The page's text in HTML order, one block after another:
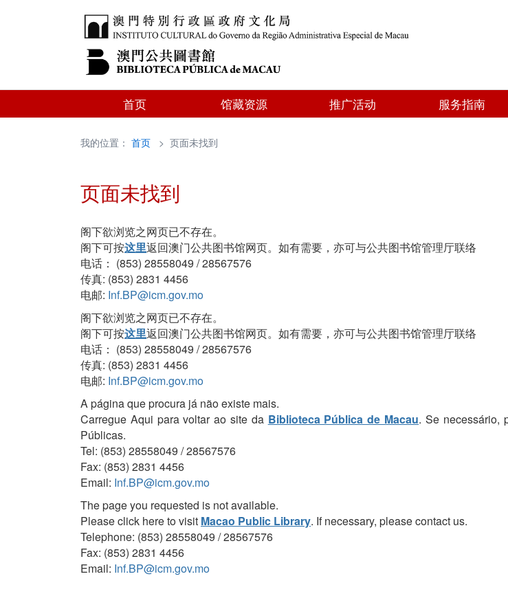
首页 馆藏资源 推广活动 服务指南
我的位置： 首页 > 页面未找到
页面未找到
阁下欲浏览之网页已不存在。
阁下可按这里返回澳门公共图书馆网页。如有需要，亦可与公共图书馆管理厅联络
电话： (853) 28558049 / 28567576
传真: (853) 2831 4456
电邮: Inf.BP@icm.gov.mo
阁下欲浏览之网页已不存在。
阁下可按这里返回澳门公共图书馆网页。如有需要，亦可与公共图书馆管理厅联络
电话： (853) 28558049 / 28567576
传真: (853) 2831 4456
电邮: Inf.BP@icm.gov.mo
A página que procura já não existe mais.
Carregue Aqui para voltar ao site da Biblioteca Pública de Macau. Se necessário,
Públicas.
Tel: (853) 28558049 / 28567576
Fax: (853) 2831 4456
Email: Inf.BP@icm.gov.mo
The page you requested is not available.
Please click here to visit Macao Public Library. If necessary, please contact us.
Telephone: (853) 28558049 / 28567576
Fax: (853) 2831 4456
Email: Inf.BP@icm.gov.mo